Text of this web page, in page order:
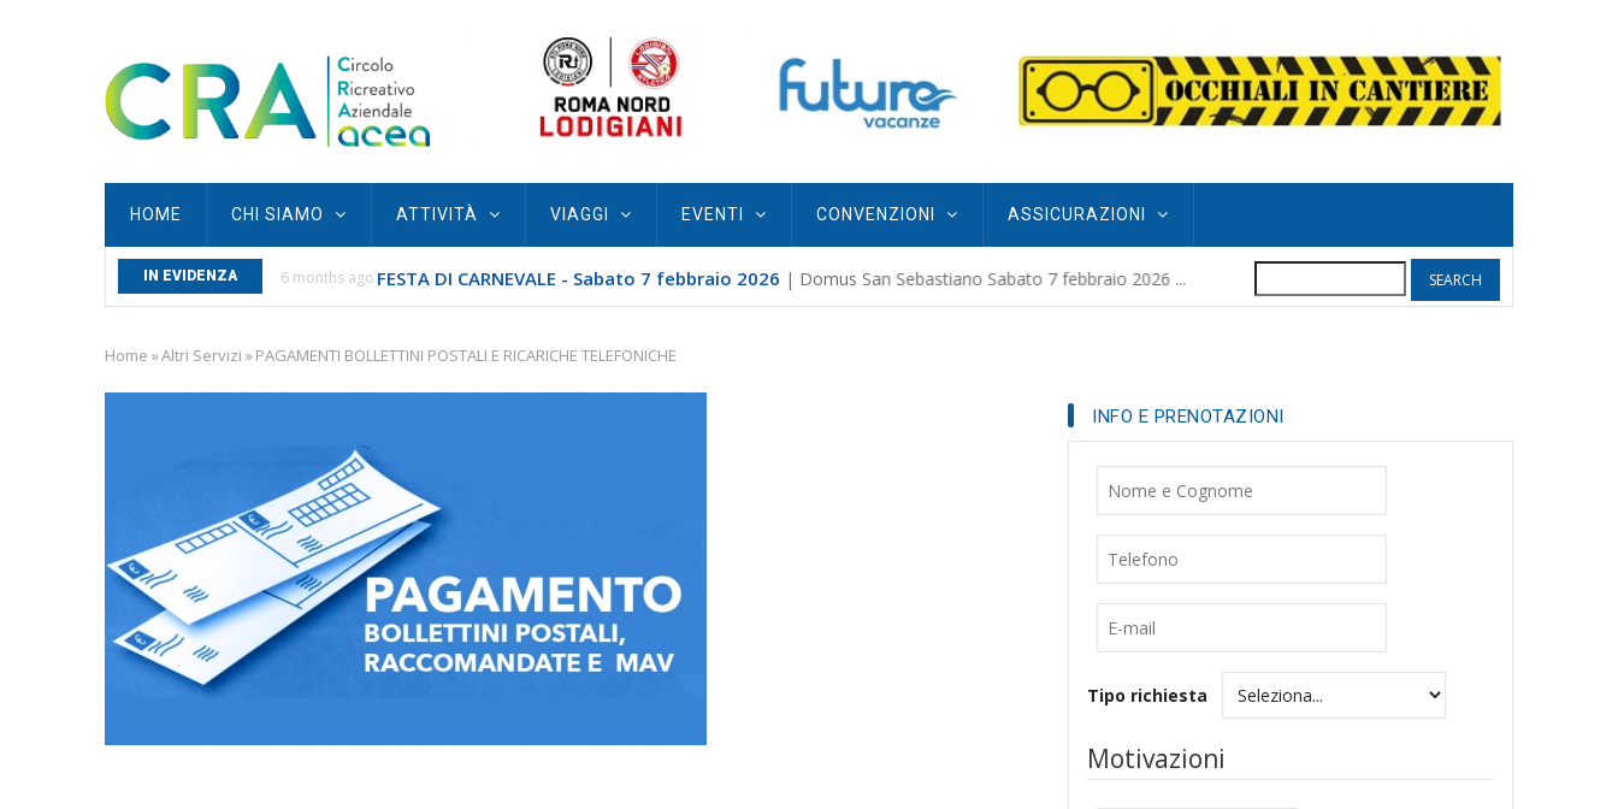
Main
navigation
HOME CHI SIAMO ATTIVITÀ VIAGGI EVENTI CONVENZIONI ASSICURAZIONI
IN EVIDENZA
SEBASTIANO... 6 months ago FESTA DI CARNEVALE - Sabato 7 febbraio 2026 | Domus San Sebastiano Sabato 7 febbraio 2026 ... 8 months agoPOGGIO GRIFO
Breadcrumb
Home »Altri Servizi »PAGAMENTI BOLLETTINI POSTALI E RICARICHE TELEFONICHE
INFO E PRENOTAZIONI
Nome
Telefono
Tipo richiesta
Motivazioni